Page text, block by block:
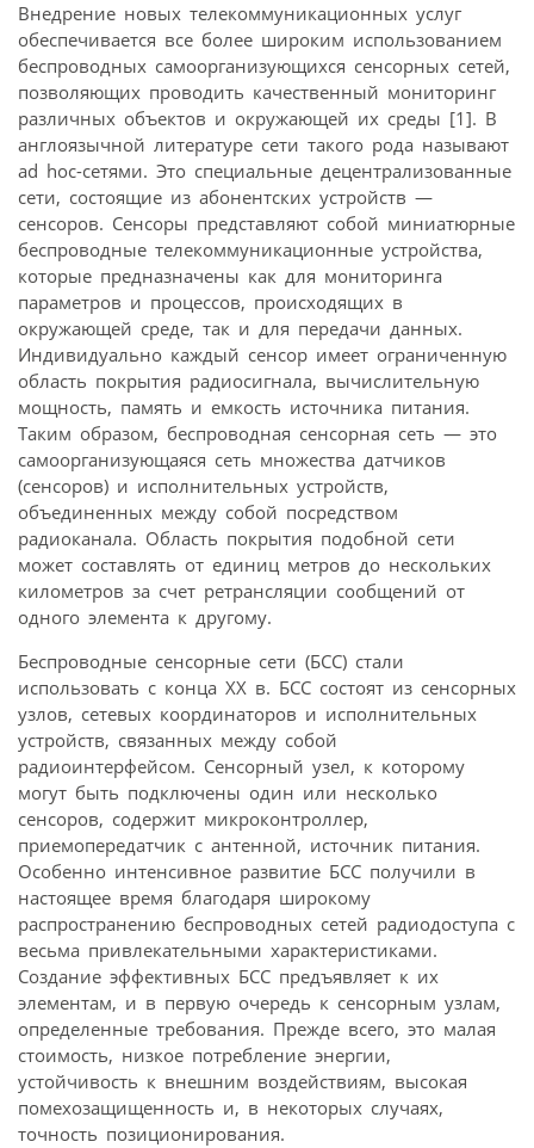
Внедрение новых телекоммуникационных услуг
обеспечивается все более широким использованием
беспроводных самоорганизующихся сенсорных сетей,
позволяющих проводить качественный мониторинг
различных объектов и окружающей их среды [1]. В
англоязычной литературе сети такого рода называют
ad hoc-сетями. Это специальные децентрализованные
сети, состоящие из абонентских устройств —
сенсоров. Сенсоры представляют собой миниатюрные
беспроводные телекоммуникационные устройства,
которые предназначены как для мониторинга
параметров и процессов, происходящих в
окружающей среде, так и для передачи данных.
Индивидуально каждый сенсор имеет ограниченную
область покрытия радиосигнала, вычислительную
мощность, память и емкость источника питания.
Таким образом, беспроводная сенсорная сеть — это
самоорганизующаяся сеть множества датчиков
(сенсоров) и исполнительных устройств,
объединенных между собой посредством
радиоканала. Область покрытия подобной сети
может составлять от единиц метров до нескольких
километров за счет ретрансляции сообщений от
одного элемента к другому.
Беспроводные сенсорные сети (БСС) стали
использовать с конца XX в. БСС состоят из сенсорных
узлов, сетевых координаторов и исполнительных
устройств, связанных между собой
радиоинтерфейсом. Сенсорный узел, к которому
могут быть подключены один или несколько
сенсоров, содержит микроконтроллер,
приемопередатчик с антенной, источник питания.
Особенно интенсивное развитие БСС получили в
настоящее время благодаря широкому
распространению беспроводных сетей радиодоступа с
весьма привлекательными характеристиками.
Создание эффективных БСС предъявляет к их
элементам, и в первую очередь к сенсорным узлам,
определенные требования. Прежде всего, это малая
стоимость, низкое потребление энергии,
устойчивость к внешним воздействиям, высокая
помехозащищенность и, в некоторых случаях,
точность позиционирования.